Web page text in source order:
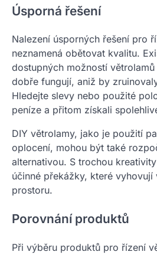
Úsporná řešení
Nalezení úsporných řešení pro
neznamená obětovat kvalitu.
dostupných možností
dobře fungují, aniž by
Hledejte slevy nebo použité
peníze a přitom získali
DIY větrolamy, jako je použití
oplocení, mohou být také
alternativou. S trochou
účinné překážky, které vyhovují
prostoru.
Porovnání produktů
Při výběru produktů pro řízení